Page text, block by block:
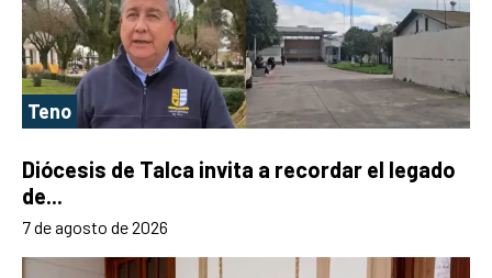
Teno
Diócesis de Talca invita a recordar el legado
de...
7 de agosto de 2026